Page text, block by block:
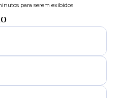
para serem exibidos